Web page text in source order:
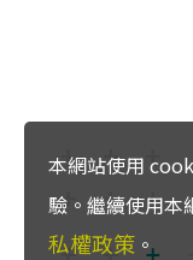
本網站使用
驗。繼續使用本
私權政策 。